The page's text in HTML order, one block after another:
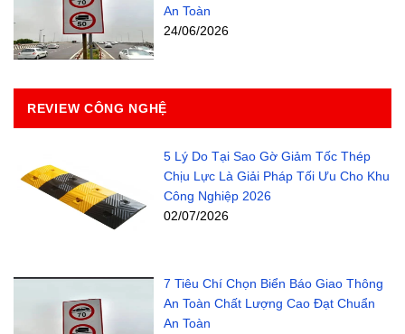
An Toàn
24/06/2026
REVIEW CÔNG NGHỆ
5 Lý Do Tại Sao Gờ Giảm Tốc Thép
Chịu Lực Là Giải Pháp Tối Ưu Cho Khu
Công Nghiệp 2026
02/07/2026
7 Tiêu Chí Chọn Biển Báo Giao Thông
An Toàn Chất Lượng Cao Đạt Chuẩn
An Toàn